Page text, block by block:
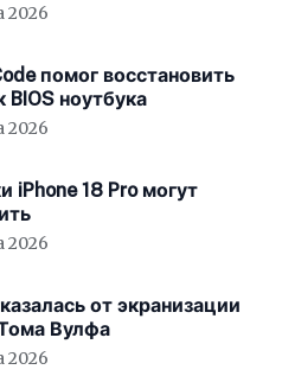
2026
помог восстановить
BIOS ноутбука
2026
iPhone 18 Pro могут
2026
от экранизации
Вулфа
2026